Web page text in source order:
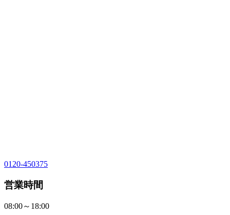
0120-450375
営業時間
08:00～18:00